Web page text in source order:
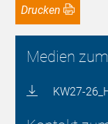
Drucken
Medien
KW27-